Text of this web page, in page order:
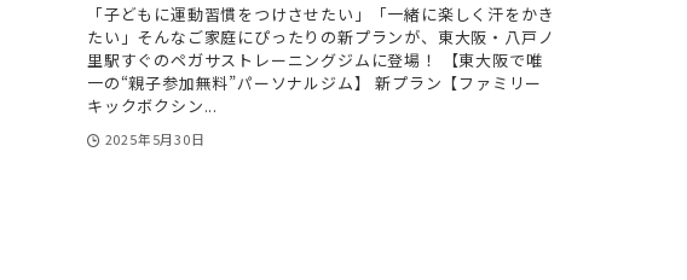
「子どもに運動習慣をつけさせたい」「一緒に楽しく汗をかき
たい」そんなご家庭にぴったりの新プランが、東大阪・八戸ノ
里駅すぐのペガサストレーニングジムに登場！ 【東大阪で唯
一の“親子参加無料”パーソナルジム】 新プラン【ファミリー
キックボクシン...
2025年5月30日